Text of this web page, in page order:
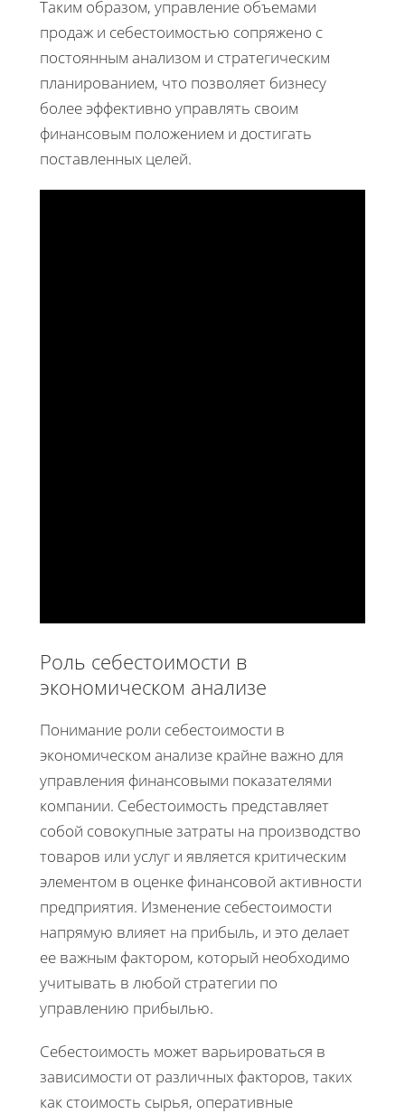
Таким образом, управление объемами
продаж и себестоимостью сопряжено с
постоянным анализом и стратегическим
планированием, что позволяет бизнесу
более эффективно управлять своим
финансовым положением и достигать
поставленных целей.
Роль себестоимости в
экономическом анализе
Понимание роли себестоимости в
экономическом анализе крайне важно для
управления финансовыми показателями
компании. Себестоимость представляет
собой совокупные затраты на производство
товаров или услуг и является критическим
элементом в оценке финансовой активности
предприятия. Изменение себестоимости
напрямую влияет на прибыль, и это делает
ее важным фактором, который необходимо
учитывать в любой стратегии по
управлению прибылью.
Себестоимость может варьироваться в
зависимости от различных факторов, таких
как стоимость сырья, оперативные